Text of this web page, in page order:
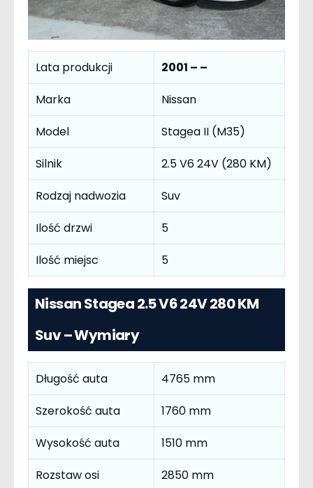
Lata produkcji
2001 – –
Marka
Nissan
Model
Stagea II (M35)
Silnik
2.5 V6 24V (280 KM)
Rodzaj nadwozia
Suv
Ilość drzwi
5
Ilość miejsc
5
Nissan Stagea 2.5 V6 24V 280 KM
Suv – Wymiary
Długość auta
4765 mm
Szerokość auta
1760 mm
Wysokość auta
1510 mm
Rozstaw osi
2850 mm